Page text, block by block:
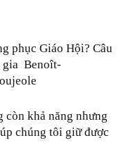
phục Giáo Hội? Câu
gia Benoît-
còn khả năng nhưng
chúng tôi giữ được